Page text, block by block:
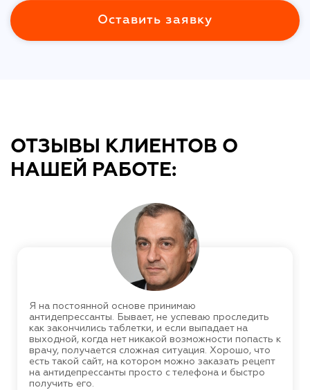
Оставить заявку
ОТЗЫВЫ КЛИЕНТОВ О
НАШЕЙ РАБОТЕ:
Я на постоянной основе принимаю
антидепрессанты. Бывает, не успеваю проследить
как закончились таблетки, и если выпадает на
выходной, когда нет никакой возможности попасть к
врачу, получается сложная ситуация. Хорошо, что
есть такой сайт, на котором можно заказать рецепт
на антидепрессанты просто с телефона и быстро
получить его.